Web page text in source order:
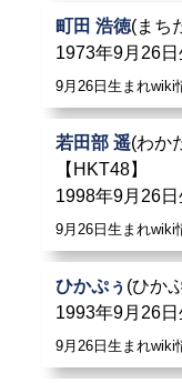
町田 浩徳(まち
1973年9月26
9月26日生まれwiki
若田部 遥(わか
【HKT48】
1998年9月26
9月26日生まれwiki
ひかぷぅ (ひか
1993年9月26
9月26日生まれwiki